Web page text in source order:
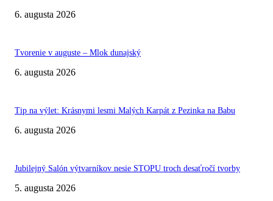
6. augusta 2026
Tvorenie v auguste – Mlok dunajský
6. augusta 2026
Tip na výlet: Krásnymi lesmi Malých Karpát z Pezinka na Babu
6. augusta 2026
Jubilejný Salón výtvarníkov nesie STOPU troch desaťročí tvorby
5. augusta 2026